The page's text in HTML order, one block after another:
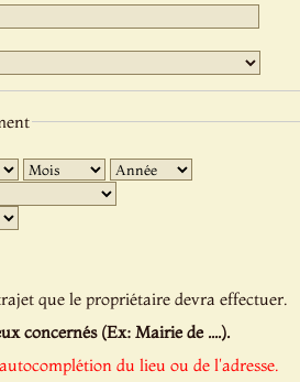
Jour
que le propriétaire devra effectuer.
concernés (Ex: Mairie de ....).
du lieu ou de l'adresse.